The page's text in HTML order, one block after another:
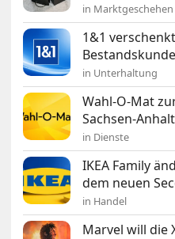
in Marktgeschehen
1&1
in Unterhaltung
Wahl-O-Mat
Sachsen-
in Dienste
IKEA Family
dem neuen
in Handel
Marvel will die